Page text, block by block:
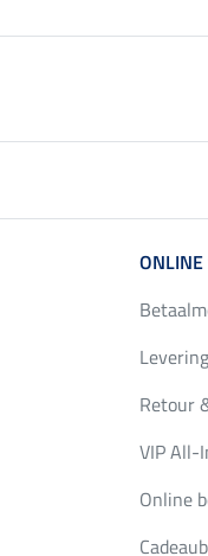
ONLINE
Retour
VIP All-
Online